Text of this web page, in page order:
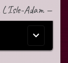
L'Isle-Adam —
Menu
principal